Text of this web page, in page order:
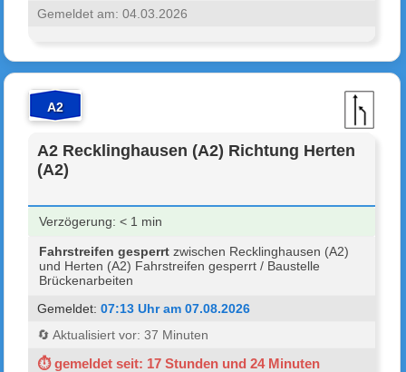
Gemeldet am: 04.03.2026
A2
A2 Recklinghausen (A2) Richtung Herten
(A2)
Verzögerung: < 1 min
Fahrstreifen gesperrt zwischen Recklinghausen (A2)
und Herten (A2) Fahrstreifen gesperrt / Baustelle
Brückenarbeiten
Gemeldet:07:13 Uhr am 07.08.2026
🔄 Aktualisiert vor: 37 Minuten
⏱ gemeldet seit: 17 Stunden und 24 Minuten